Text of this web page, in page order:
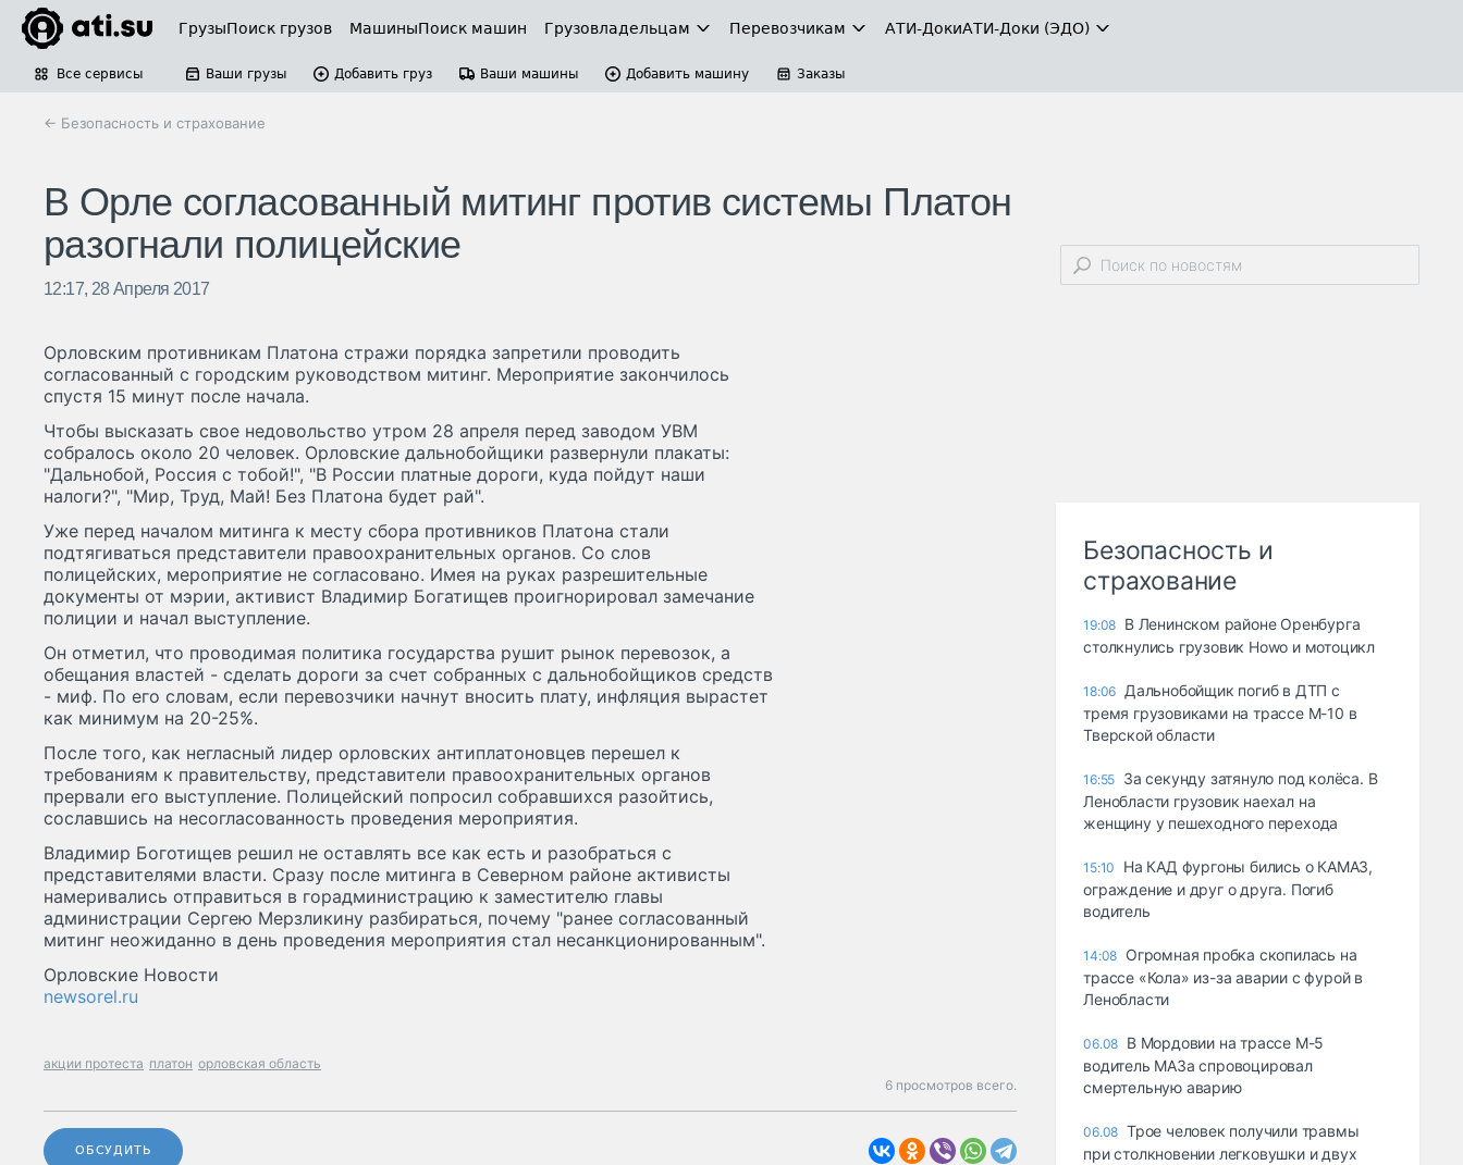
ГрузыПоиск грузов МашиныПоиск машин Грузовладельцам Перевозчикам АТИ-ДокиАТИ-Доки (ЭДО)
Все сервисы Ваши грузы Добавить груз Ваши машины Добавить машину Заказы
← Безопасность и страхование
В Орле согласованный митинг против системы Платон
разогнали полицейские
12:17, 28 Апреля 2017
Орловским противникам Платона стражи порядка запретили проводить
согласованный с городским руководством митинг. Мероприятие закончилось
спустя 15 минут после начала.
Чтобы высказать свое недовольство утром 28 апреля перед заводом УВМ
собралось около 20 человек. Орловские дальнобойщики развернули плакаты:
"Дальнобой, Россия с тобой!", "В России платные дороги, куда пойдут наши
налоги?", "Мир, Труд, Май! Без Платона будет рай".
Уже перед началом митинга к месту сбора противников Платона стали
подтягиваться представители правоохранительных органов. Со слов
полицейских, мероприятие не согласовано. Имея на руках разрешительные
документы от мэрии, активист Владимир Богатищев проигнорировал замечание
полиции и начал выступление.
Он отметил, что проводимая политика государства рушит рынок перевозок, а
обещания властей - сделать дороги за счет собранных с дальнобойщиков средств
- миф. По его словам, если перевозчики начнут вносить плату, инфляция вырастет
как минимум на 20-25%.
После того, как негласный лидер орловских антиплатоновцев перешел к
требованиям к правительству, представители правоохранительных органов
прервали его выступление. Полицейский попросил собравшихся разойтись,
сославшись на несогласованность проведения мероприятия.
Владимир Боготищев решил не оставлять все как есть и разобраться с
представителями власти. Сразу после митинга в Северном районе активисты
намеривались отправиться в горадминистрацию к заместителю главы
администрации Сергею Мерзликину разбираться, почему "ранее согласованный
митинг неожиданно в день проведения мероприятия стал несанкционированным".
Орловские Новости
newsorel.ru
акции протеста платон орловская область
6 просмотров всего.
ОБСУДИТЬ
Безопасность и
страхование
19:08 В Ленинском районе Оренбурга
столкнулись грузовик Howo и мотоцикл
18:06 Дальнобойщик погиб в ДТП с
тремя грузовиками на трассе М-10 в
Тверской области
16:55 За секунду затянуло под колёса. В
Ленобласти грузовик наехал на
женщину у пешеходного перехода
15:10
На КАД фургоны бились о КАМАЗ,
ограждение и друг о друга. Погиб
водитель
14:08 Огромная пробка скопилась на
трассе «Кола» из-за аварии с фурой в
Ленобласти
06.08 В Мордовии на трассе М-5
водитель МАЗа спровоцировал
смертельную аварию
06.08 Трое человек получили травмы
при столкновении легковушки и двух